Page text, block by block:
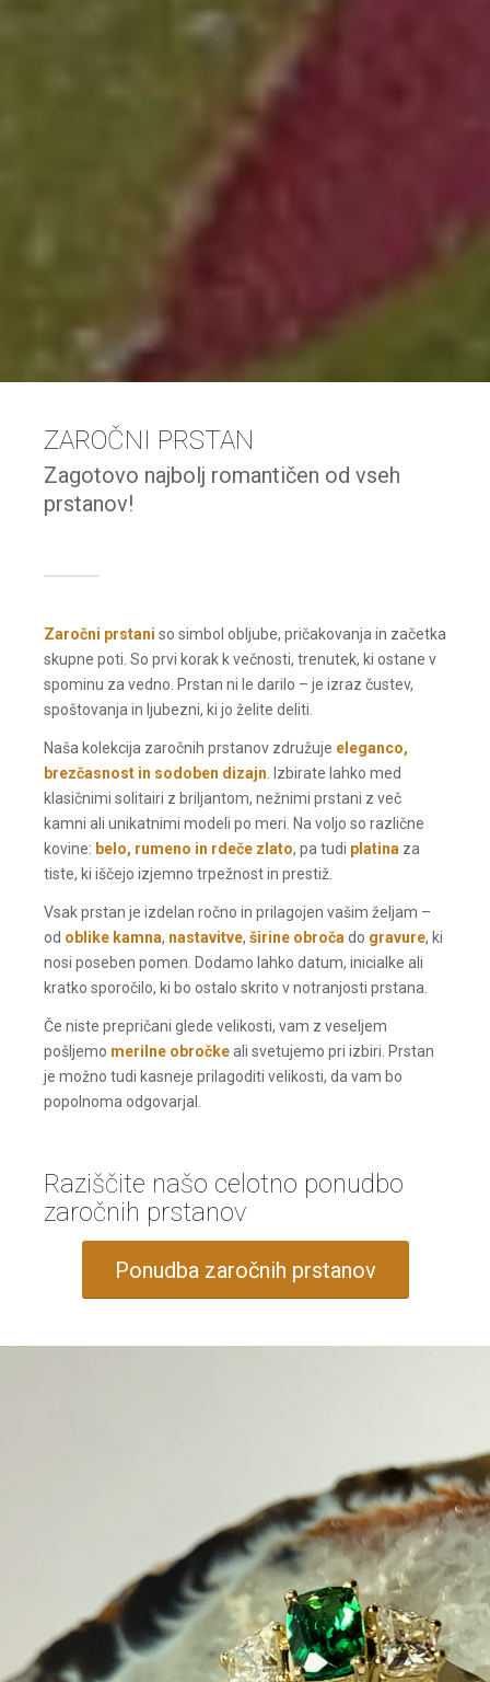
ZAROČNI PRSTAN
Zagotovo najbolj romantičen od vseh
prstanov!
Zaročni prstani so simbol obljube, pričakovanja in začetka
skupne poti. So prvi korak k večnosti, trenutek, ki ostane v
spominu za vedno. Prstan ni le darilo – je izraz čustev,
spoštovanja in ljubezni, ki jo želite deliti.
Naša kolekcija zaročnih prstanov združuje eleganco,
brezčasnost in sodoben dizajn . Izbirate lahko med
klasičnimi solitairi z briljantom, nežnimi prstani z več
kamni ali unikatnimi modeli po meri. Na voljo so različne
kovine: belo, rumeno in rdeče zlato, pa tudi platina za
tiste, ki iščejo izjemno trpežnost in prestiž.
Vsak prstan je izdelan ročno in prilagojen vašim željam –
od oblike kamna, nastavitve, širine obroča do gravure, ki
nosi poseben pomen. Dodamo lahko datum, inicialke ali
kratko sporočilo, ki bo ostalo skrito v notranjosti prstana.
Če niste prepričani glede velikosti, vam z veseljem
pošljemo merilne obročkeali svetujemo pri izbiri. Prstan
je možno tudi kasneje prilagoditi velikosti, da vam bo
popolnoma odgovarjal.
Raziščite našo celotno ponudbo
zaročnih prstanov
Ponudba zaročnih prstanov